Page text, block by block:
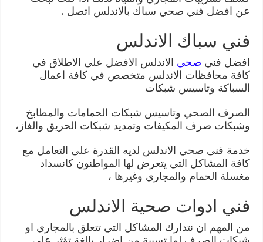
عن افضل فني صحي سباك بالاندلس اتصل .
فني سباك الاندلس
افضل فني صحي الاندلس الافضل على الاطلاق في
كافة محافظات الاندلس متخصص في كافة اعمال
السباكة وتاسيس شبكات
الصرف الصحي وتاسيس شبكات الحمامات والمطابخ
وشبكات صرف المكيفات وتمديد شبكات الحريق والغاز،
خدمة فنى صحي الاندلس لديه القدرة على التعامل مع
كافة المشاكل التي يتعرض لها المواطنون كانسداد
مغسلة الحمام والمجاري وغيرها ،
فني ادوات صحية الاندلس
من المهم ان نتدارك المشاكل التي تتعلق بالمجاري او